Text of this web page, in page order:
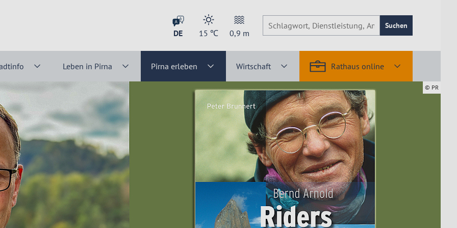
DE 15 ℃ 0,9 m
Suchen
Leben in Pirna Pirna erleben Wirtschaft Rathaus online
© PR